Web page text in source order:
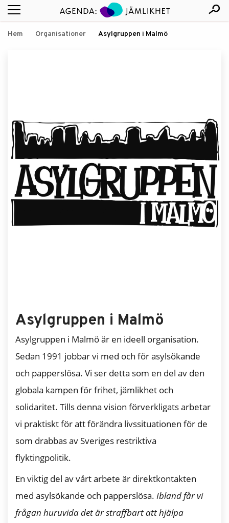
Hem Organisationer Asylgruppen i Malmö
Asylgruppen i Malmö
Asylgruppen i Malmö är en ideell organisation.
Sedan 1991 jobbar vi med och för asylsökande
och papperslösa. Vi ser detta som en del av den
globala kampen för frihet, jämlikhet och
solidaritet. Tills denna vision förverkligats arbetar
vi praktiskt för att förändra livssituationen för de
som drabbas av Sveriges restriktiva
flyktingpolitik.
En viktig del av vårt arbete är direktkontakten
med asylsökande och papperslösa. Ibland får vi
frågan huruvida det är straffbart att hjälpa